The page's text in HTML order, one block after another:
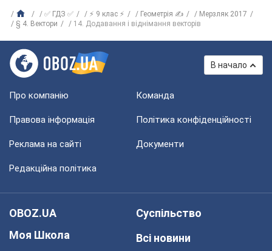
✅ ГДЗ ✅ ⚡ 9 клас ⚡ Геометрія ✍
Мерзляк 2017
§ 4. Вектори
14. Додавання і віднімання векторів
В начало
Про компанію Команда
Правова інформація Політика конфіденційності
Реклама на сайті Документи
Редакційна політика
OBOZ.UA
Моя Школа
Суспільство
Всі новини